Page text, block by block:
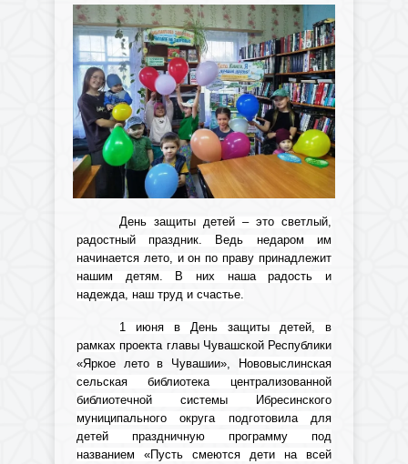
День защиты детей – это светлый,
радостный праздник. Ведь недаром им
начинается лето, и он по праву принадлежит
нашим детям. В них наша радость и
надежда, наш труд и счастье.
1 июня в День защиты детей, в
рамках проекта главы Чувашской Республики
«Яркое лето в Чувашии»,
Нововыслинская
сельская библиотека централизованной
библиотечной системы Ибресинского
муниципального округа подготовила для
детей праздничную программу под
названием «Пусть смеются дети на всей